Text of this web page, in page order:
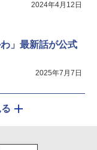
2024年4月12日
」最新話が公式
2025年7月7日